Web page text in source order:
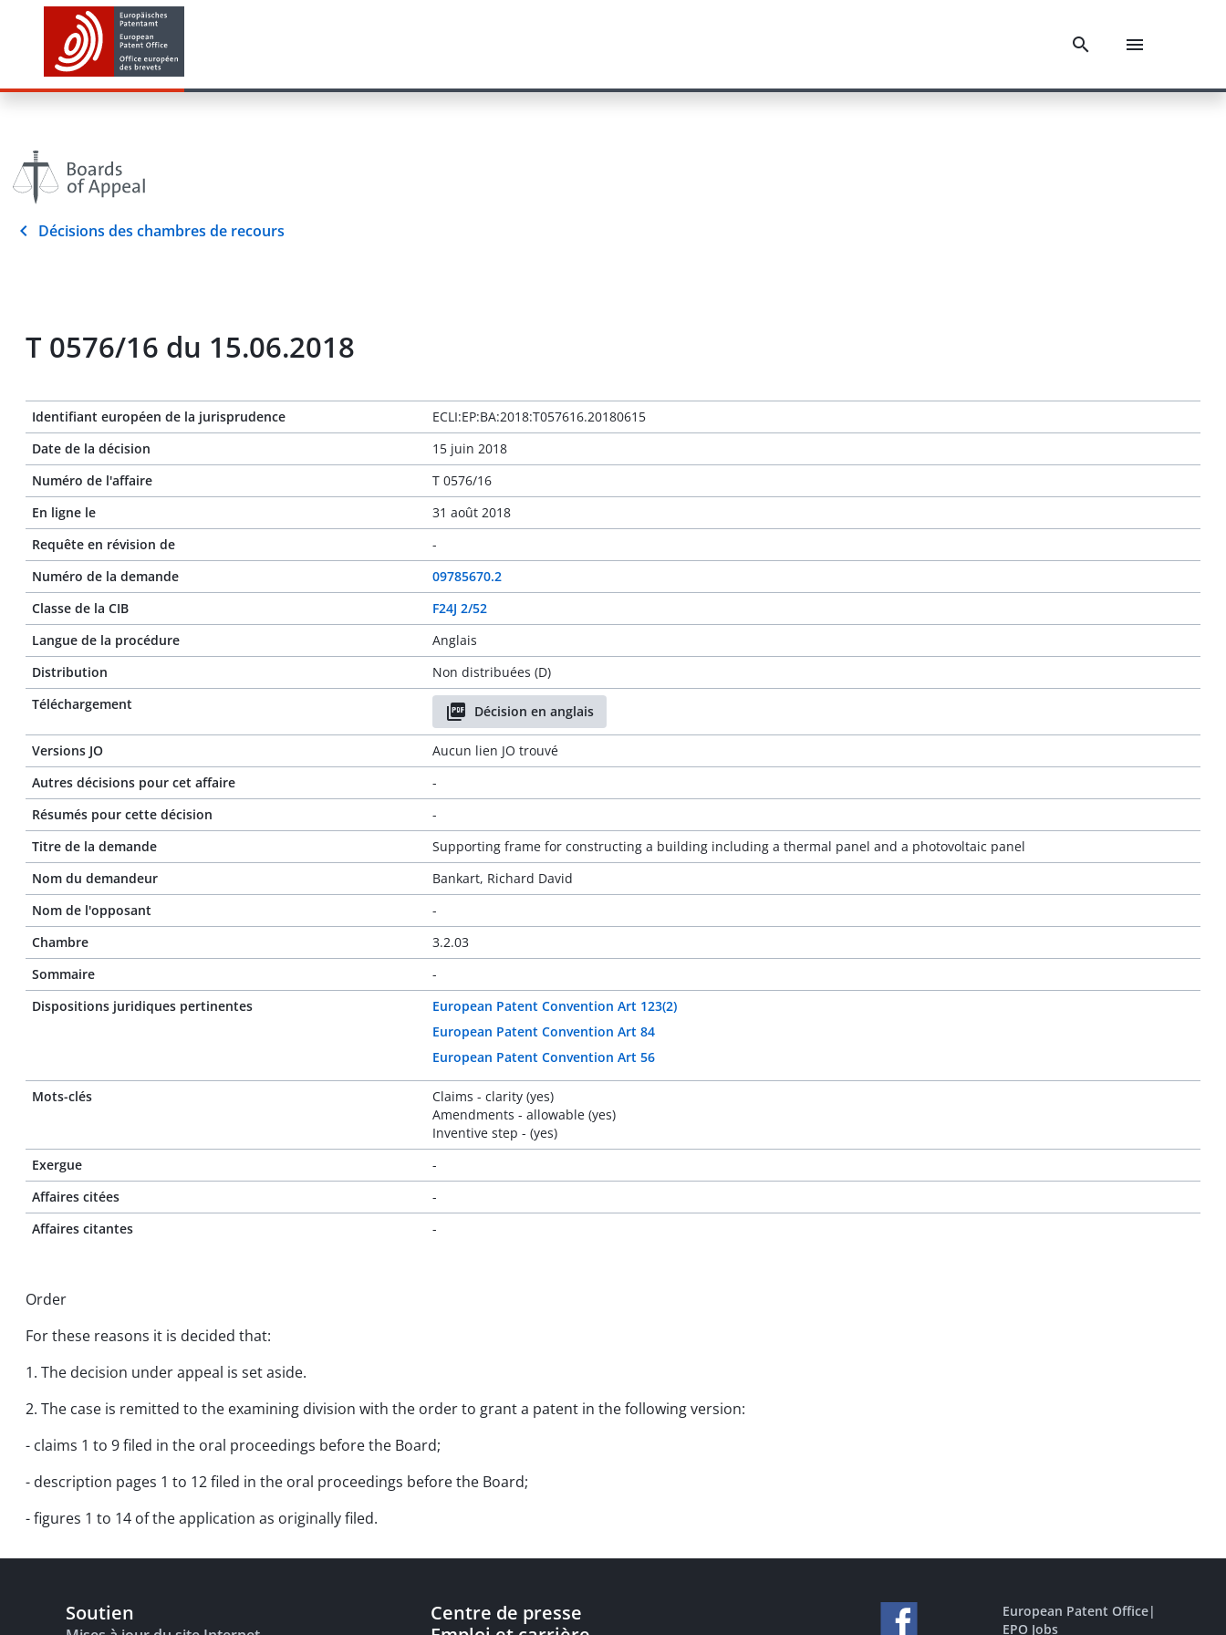
Décisions des chambres de recours
T 0576/16 du 15.06.2018
Identifiant européen de la jurisprudence
ECLI:EP:BA:2018:T057616.20180615
Date de la décision
15 juin 2018
Numéro de l'affaire
T 0576/16
En ligne le
31 août 2018
Requête en révision de
-
Numéro de la demande
09785670.2
Classe de la CIB
F24J 2/52
Langue de la procédure
Anglais
Distribution
Non distribuées (D)
Téléchargement
Décision en anglais
Versions JO
Aucun lien JO trouvé
Autres décisions pour cet affaire
-
Résumés pour cette décision
-
Titre de la demande
Supporting frame for constructing a building including a thermal panel and a photovoltaic panel
Nom du demandeur
Bankart, Richard David
Nom de l'opposant
-
Chambre
3.2.03
Sommaire
-
Dispositions juridiques pertinentes
European Patent Convention Art 123(2)
European Patent Convention Art 84
European Patent Convention Art 56
Mots-clés
Claims - clarity (yes)
Amendments - allowable (yes)
Inventive step - (yes)
Exergue
-
Affaires citées
-
Affaires citantes
-
Order
For these reasons it is decided that:
1. The decision under appeal is set aside.
2. The case is remitted to the examining division with the order to grant a patent in the following version:
- claims 1 to 9 filed in the oral proceedings before the Board;
- description pages 1 to 12 filed in the oral proceedings before the Board;
- figures 1 to 14 of the application as originally filed.
Soutien
Centre de presse
European Patent Office|
EPO Jobs